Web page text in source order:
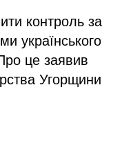
контроль за
українського
це заявив
Угорщини